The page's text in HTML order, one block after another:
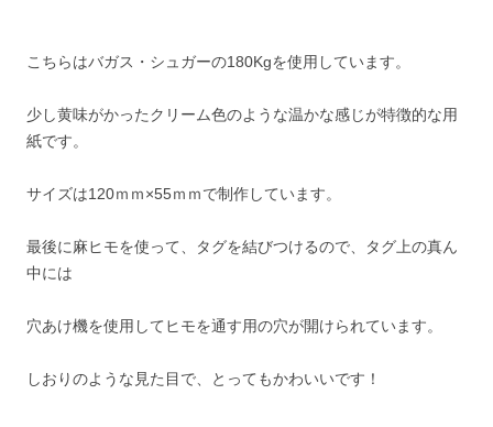
こちらはバガス・シュガーの180Kgを使用しています。
少し黄味がかったクリーム色のような温かな感じが特徴的な用
紙です。
サイズは120ｍｍ×55ｍｍで制作しています。
最後に麻ヒモを使って、タグを結びつけるので、タグ上の真ん
中には
穴あけ機を使用してヒモを通す用の穴が開けられています。
しおりのような見た目で、とってもかわいいです！